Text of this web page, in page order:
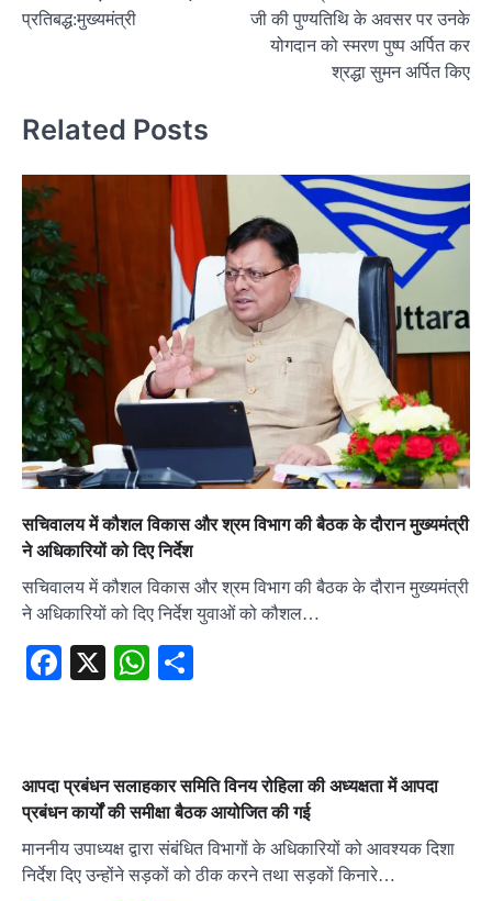
प्रतिबद्ध:मुख्यमंत्री
जी की पुण्यतिथि के अवसर पर उनके
योगदान को स्मरण पुष्प अर्पित कर
श्रद्धा सुमन अर्पित किए
Related Posts
सचिवालय में कौशल विकास और श्रम विभाग की बैठक के दौरान मुख्यमंत्री
ने अधिकारियों को दिए निर्देश
सचिवालय में कौशल विकास और श्रम विभाग की बैठक के दौरान मुख्यमंत्री
ने अधिकारियों को दिए निर्देश युवाओं को कौशल…
Facebook
X WhatsApp
आपदा प्रबंधन सलाहकार समिति विनय रोहिला की अध्यक्षता में आपदा
प्रबंधन कार्यों की समीक्षा बैठक आयोजित की गई
माननीय उपाध्यक्ष द्वारा संबंधित विभागों के अधिकारियों को आवश्यक दिशा
निर्देश दिए उन्होंने सड़कों को ठीक करने तथा सड़कों किनारे…